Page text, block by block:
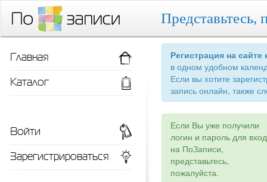
Представьтесь,
Регистрация на
в одном удобном
Если вы хотите
запись онлайн, также
Если Вы уже получили
логин и пароль для
на ПоЗаписи,
представьтесь,
пожалуйста.
Главная
Каталог
Войти
Зарегистрироваться